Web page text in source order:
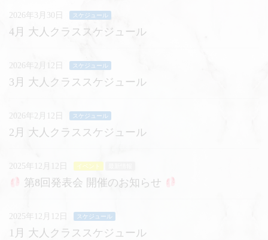
2026年3月30日 スケジュール
4月 大人クラススケジュール
2026年2月12日 スケジュール
3月 大人クラススケジュール
2026年2月12日 スケジュール
2月 大人クラススケジュール
2025年12月12日 イベント
第8回発表会 開催のお知らせ
2025年12月12日 スケジュール
1月 大人クラススケジュール